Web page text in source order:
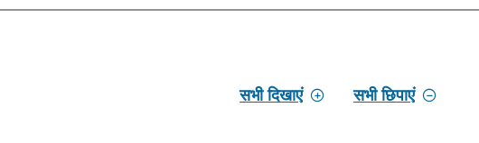
सभी दिखाएं सभी छिपाएं